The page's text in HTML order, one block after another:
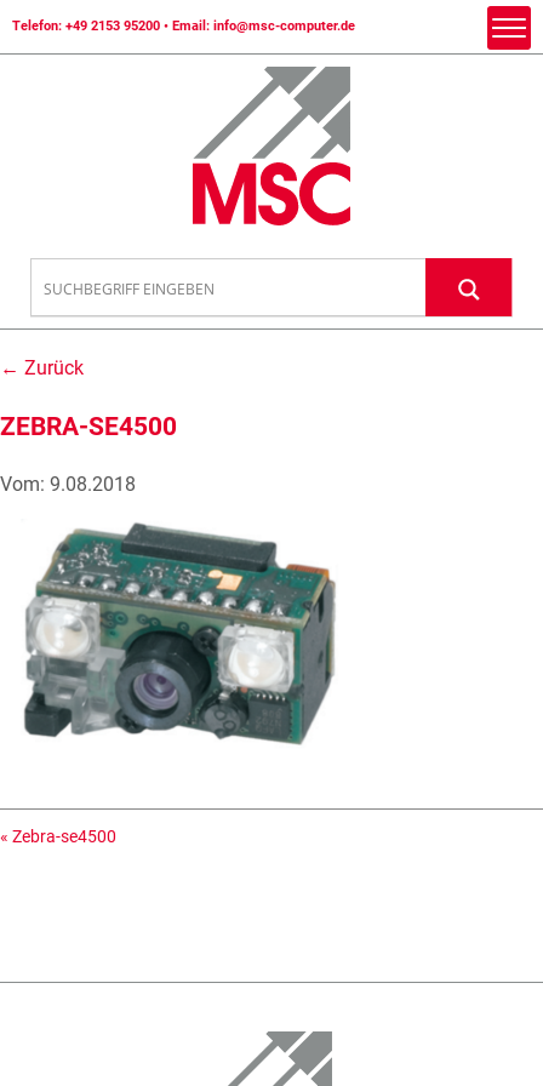
Telefon: +49 2153 95200 • Email: info@msc-computer.de
← Zurück
ZEBRA-SE4500
Vom: 9.08.2018
« Zebra-se4500